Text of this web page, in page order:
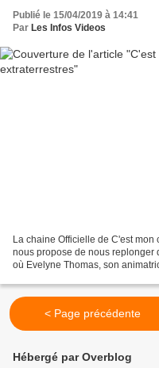
Publié le 15/04/2019 à 14:41
Par Les Infos Videos
La chaine Officielle de C'est
nous propose de nous replonger
où Evelyne Thomas, son
< Page précédente
Hébergé par Overblog